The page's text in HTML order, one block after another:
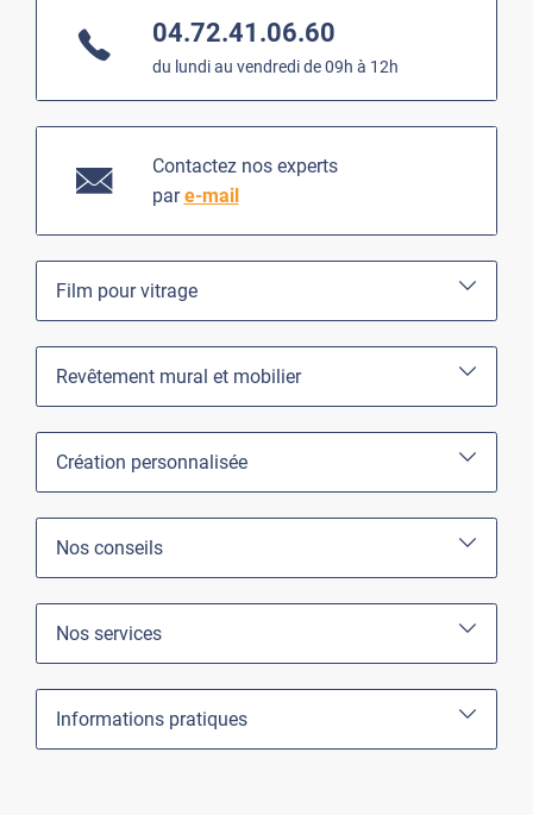
04.72.41.06.60
du lundi au vendredi de 09h à 12h
Contactez nos experts
pare-mail
Film pour vitrage
Revêtement mural et mobilier
Création personnalisée
Nos conseils
Nos services
Informations pratiques